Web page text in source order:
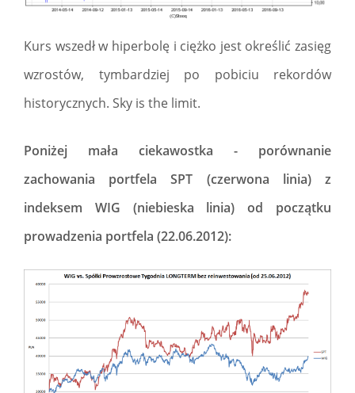
Kurs wszedł w hiperbolę i ciężko jest określić zasięg
wzrostów, tymbardziej po pobiciu rekordów
historycznych. Sky is the limit.
Poniżej mała ciekawostka - porównanie
zachowania portfela SPT (czerwona linia) z
indeksem WIG (niebieska linia) od początku
prowadzenia portfela (22.06.2012):